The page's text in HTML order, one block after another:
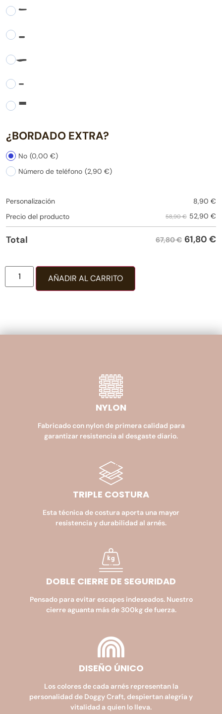
-
-
-
-
-
¿BORDADO EXTRA?
No (0,00 €)
Número de teléfono (2,90 €)
Personalización 8,90 €
Precio del producto
58,90 € 52,90 €
Total 67,80 € 61,80 €
AÑADIR AL CARRITO
NYLON
Fabricado con nylon de primera calidad para
garantizar resistencia al desgaste diario.
TRIPLE COSTURA
Esta técnica de costura aporta una mayor
resistencia y durabilidad al arnés.
DOBLE CIERRE DE SEGURIDAD​
Pensado para evitar escapes indeseados. Nuestro
cierre aguanta más de 300kg de fuerza.
DISEÑO ÚNICO
Los colores de cada arnés representan la
personalidad de Doggy Craft, despiertan alegría y
vitalidad a quien lo lleva.